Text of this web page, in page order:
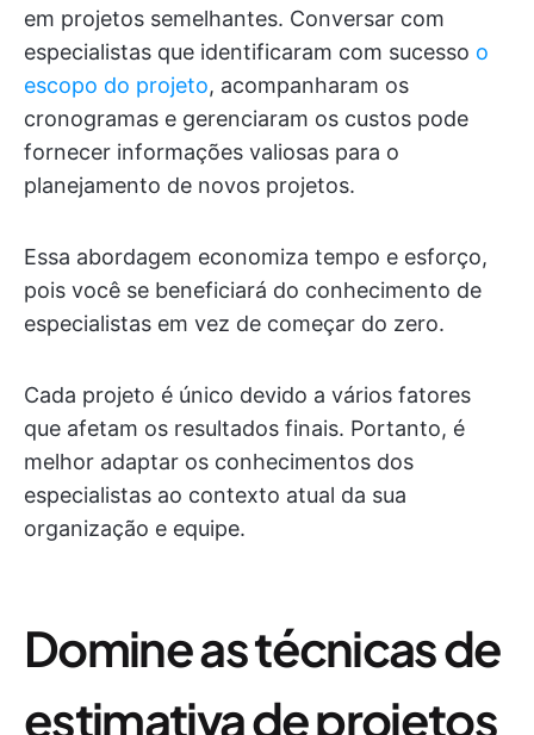
em projetos semelhantes. Conversar com
especialistas que identificaram com sucesso o
escopo do projeto, acompanharam os
cronogramas e gerenciaram os custos pode
fornecer informações valiosas para o
planejamento de novos projetos.
Essa abordagem economiza tempo e esforço,
pois você se beneficiará do conhecimento de
especialistas em vez de começar do zero.
Cada projeto é único devido a vários fatores
que afetam os resultados finais. Portanto, é
melhor adaptar os conhecimentos dos
especialistas ao contexto atual da sua
organização e equipe.
Domine as técnicas de
estimativa de projetos